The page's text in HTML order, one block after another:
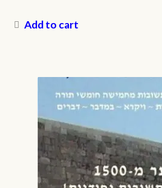
Add to cart